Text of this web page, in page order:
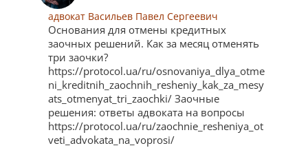
адвокат Васильев Павел Сергеевич
Основания для отмены кредитных
заочных решений. Как за месяц отменять
три заочки?
https://protocol.ua/ru/osnovaniya_dlya_otme
ni_kreditnih_zaochnih_resheniy_kak_za_mesy
ats_otmenyat_tri_zaochki/ Заочные
решения: ответы адвоката на вопросы
https://protocol.ua/ru/zaochnie_resheniya_ot
veti_advokata_na_voprosi/